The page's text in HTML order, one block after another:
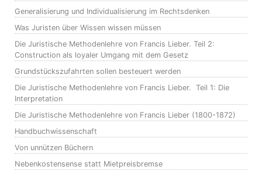
Generalisierung und Individualisierung im Rechtsdenken
Was Juristen über Wissen wissen müssen
Die Juristische Methodenlehre von Francis Lieber. Teil 2:
Construction als loyaler Umgang mit dem Gesetz
Grundstückszufahrten sollen besteuert werden
Die Juristische Methodenlehre von Francis Lieber. Teil 1: Die
Interpretation
Die Juristische Methodenlehre von Francis Lieber (1800-1872)
Handbuchwissenschaft
Von unnützen Büchern
Nebenkostensense statt Mietpreisbremse